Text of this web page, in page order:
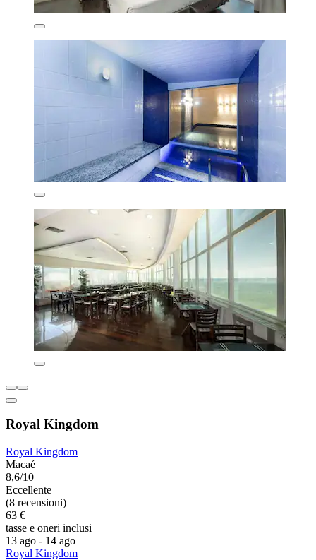
Royal Kingdom
Royal Kingdom
Macaé
8,6/10
Eccellente
(8 recensioni)
63 €
tasse e oneri inclusi
13 ago - 14 ago
Royal Kingdom